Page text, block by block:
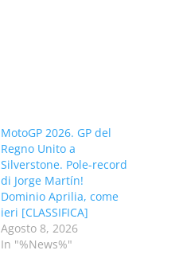
MotoGP 2026. GP del
Regno Unito a
Silverstone. Pole-record
di Jorge Martín!
Dominio Aprilia, come
ieri [CLASSIFICA]
Agosto 8, 2026
In "%News%"